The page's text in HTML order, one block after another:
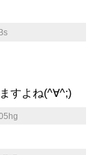
すよね(^∀^;)